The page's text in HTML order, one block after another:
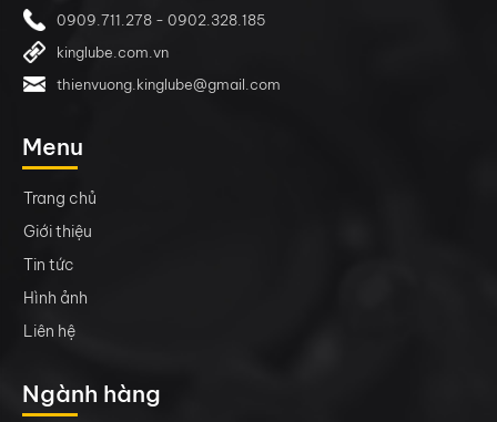
0909.711.278 - 0902.328.185
kinglube.com.vn
thienvuong.kinglube@gmail.com
Menu
Trang chủ
Giới thiệu
Tin tức
Hình ảnh
Liên hệ
Ngành hàng